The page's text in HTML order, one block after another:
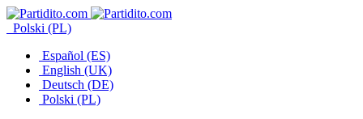
Polski (PL)
Español (ES)
English (UK)
Deutsch (DE)
Polski (PL)